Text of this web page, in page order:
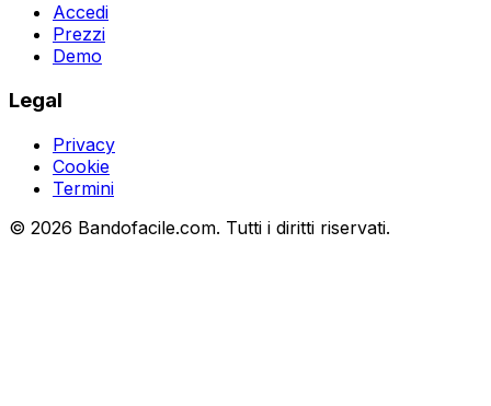
Accedi
Prezzi
Demo
Legal
Privacy
Cookie
Termini
© 2026 Bandofacile.com. Tutti i diritti riservati.